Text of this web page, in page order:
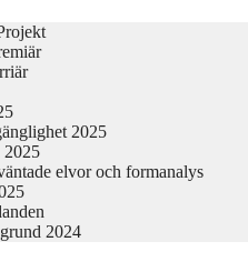
2025
2025
elvor och formanalys
2024